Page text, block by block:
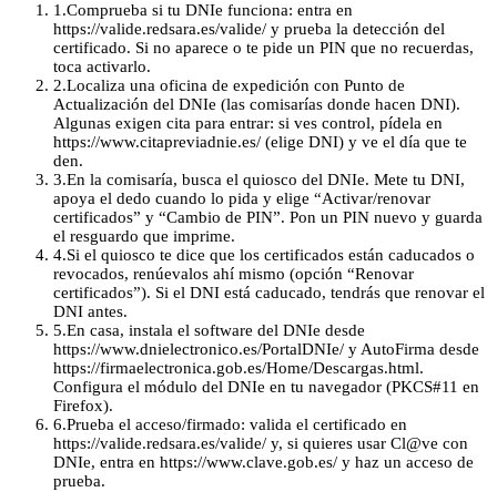
1 .Comprueba si tu DNIe funciona: entra en
https://valide.redsara.es/valide/ y prueba la detección del
certificado. Si no aparece o te pide un PIN que no recuerdas,
toca activarlo.
2.Localiza una oficina de expedición con Punto de
Actualización del DNIe (las comisarías donde hacen DNI).
Algunas exigen cita para entrar: si ves control, pídela en
https://www.citapreviadnie.es/ (elige DNI) y ve el día que te
den.
3.En la comisaría, busca el quiosco del DNIe. Mete tu DNI,
apoya el dedo cuando lo pida y elige “Activar/renovar
certificados” y “Cambio de PIN”. Pon un PIN nuevo y guarda
el resguardo que imprime.
4.Si el quiosco te dice que los certificados están caducados o
revocados, renúevalos ahí mismo (opción “Renovar
certificados”). Si el DNI está caducado, tendrás que renovar el
DNI antes.
5.En casa, instala el software del DNIe desde
https://www.dnielectronico.es/PortalDNIe/ y AutoFirma desde
https://firmaelectronica.gob.es/Home/Descargas.html.
Configura el módulo del DNIe en tu navegador (PKCS#11 en
Firefox).
6.Prueba el acceso/firmado: valida el certificado en
https://valide.redsara.es/valide/ y, si quieres usar Cl@ve con
DNIe, entra en https://www.clave.gob.es/ y haz un acceso de
prueba.